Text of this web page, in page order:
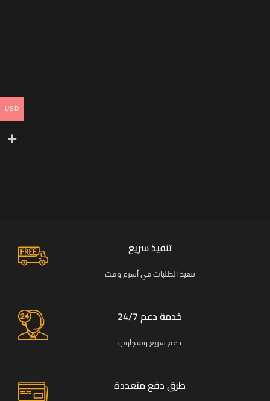
تنفيذ سريع
تنفيذ الطلبات في أسرع وقت
خدمة دعم 24/7
دعم سريع ومتجاوب
طرق دفع متعددة
USD